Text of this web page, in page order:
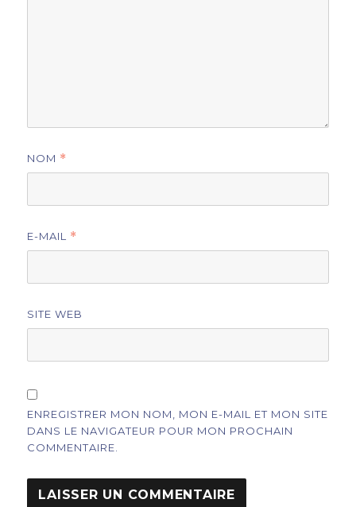
NOM *
E-MAIL *
SITE WEB
ENREGISTRER MON NOM, MON E-MAIL ET MON SITE
DANS LE NAVIGATEUR POUR MON PROCHAIN
COMMENTAIRE.